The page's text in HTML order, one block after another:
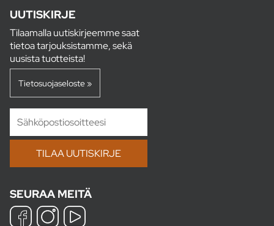
UUTISKIRJE
Tilaamalla uutiskirjeemme saat
tietoa tarjouksistamme, sekä
uusista tuotteista!
Tietosuojaseloste »
SEURAA MEITÄ